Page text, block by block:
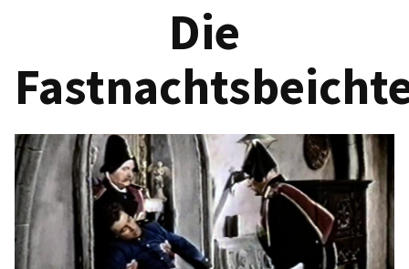
Die